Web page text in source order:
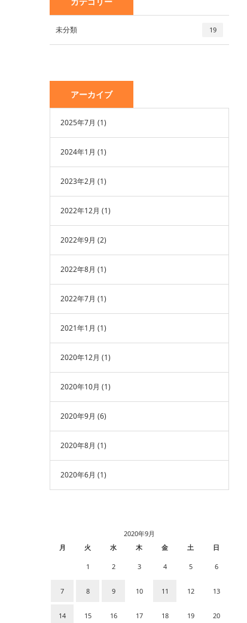
未分類 19
アーカイブ
2025年7月 (1)
2024年1月 (1)
2023年2月 (1)
2022年12月 (1)
2022年9月 (2)
2022年8月 (1)
2022年7月 (1)
2021年1月 (1)
2020年12月 (1)
2020年10月 (1)
2020年9月 (6)
2020年8月 (1)
2020年6月 (1)
2020年9月
月
火 水 木 金 土 日
1 2 3 4 5 6
7 8 9 10 11 12 13
14 15 16 17 18 19 20